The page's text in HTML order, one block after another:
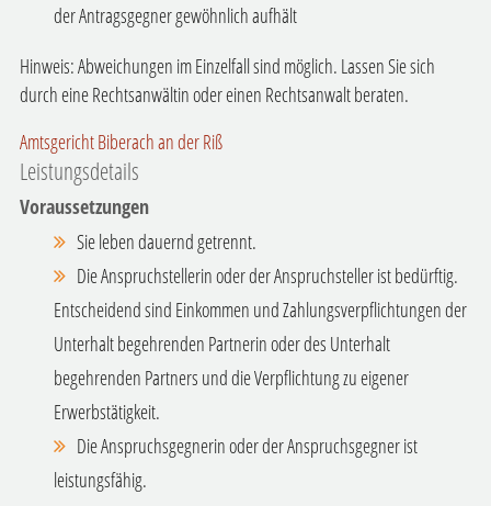
der Antragsgegner gewöhnlich aufhält
Hinweis: Abweichungen im Einzelfall sind möglich. Lassen Sie sich
durch eine Rechtsanwältin oder einen Rechtsanwalt beraten.
Amtsgericht Biberach an der Riß
Leistungsdetails
Voraussetzungen
Sie leben dauernd getrennt.
Die Anspruchstellerin oder der Anspruchsteller ist bedürftig.
Entscheidend sind Einkommen und Zahlungsverpflichtungen der
Unterhalt begehrenden Partnerin oder des Unterhalt
begehrenden Partners und die Verpflichtung zu eigener
Erwerbstätigkeit.
Die Anspruchsgegnerin oder der Anspruchsgegner ist
leistungsfähig.